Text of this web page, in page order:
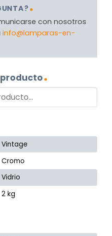
con nosotros
info@lamparas-en-
Vintage
Cromo
Vidrio
2 kg